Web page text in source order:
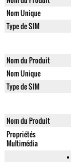
Nom Unique
Type de SIM
Nom du Produit
Nom Unique
Type de SIM
Nom du Produit
Propriétés
Multimédia